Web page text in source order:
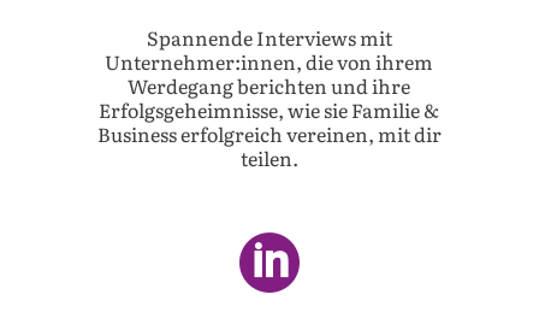
Spannende Interviews mit
Unternehmer:innen, die von ihrem
Werdegang berichten und ihre
Erfolgsgeheimnisse, wie sie Familie &
Business erfolgreich vereinen, mit dir
teilen.
